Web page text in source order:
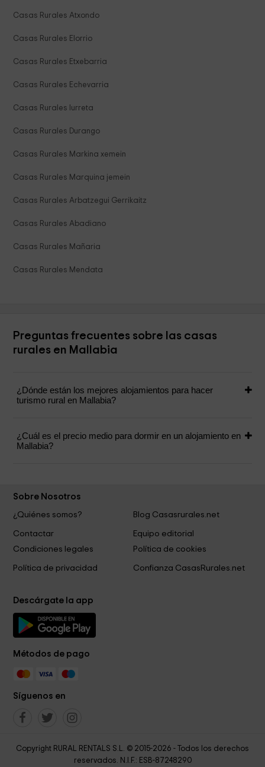
Casas Rurales Atxondo
Casas Rurales Elorrio
Casas Rurales Etxebarria
Casas Rurales Echevarria
Casas Rurales Iurreta
Casas Rurales Durango
Casas Rurales Markina xemein
Casas Rurales Marquina jemein
Casas Rurales Arbatzegui Gerrikaitz
Casas Rurales Abadiano
Casas Rurales Mañaria
Casas Rurales Mendata
Preguntas frecuentes sobre las casas
rurales en Mallabia
¿Dónde están los mejores alojamientos para hacer
turismo rural en Mallabia?
¿Cuál es el precio medio para dormir en un alojamiento en
Mallabia?
Sobre Nosotros
¿Quiénes somos?
Blog Casasrurales.net
Contactar
Equipo editorial
Condiciones legales
Política de cookies
Política de privacidad Confianza CasasRurales.net
Descárgate la app
Métodos de pago
Síguenos en
Copyright RURAL RENTALS S.L. © 2015-2026 - Todos los derechos
reservados. N.I.F.: ESB-87248290